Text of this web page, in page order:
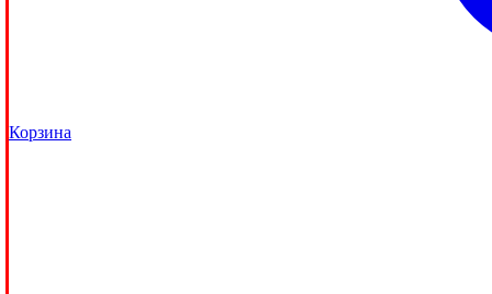
Корзина